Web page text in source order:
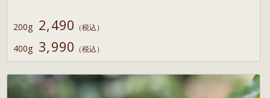
200g 2,490 （税込）
400g 3,990 （税込）